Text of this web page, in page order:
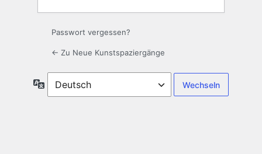
Passwort vergessen?
← Zu Neue Kunstspaziergänge
Sprache